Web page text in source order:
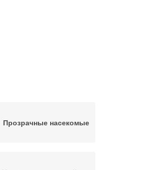
Прозрачные насекомые